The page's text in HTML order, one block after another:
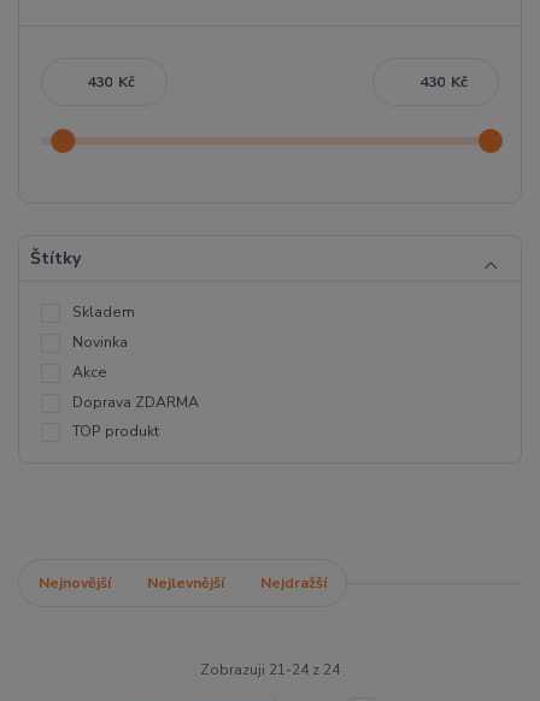
Kč Kč
Štítky
Skladem
Novinka
Akce
Doprava ZDARMA
TOP produkt
Nejnovější Nejlevnější Nejdražší
Zobrazuji 21-24 z 24